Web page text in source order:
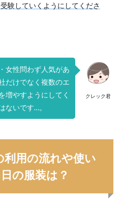
験していくようにしてくださ
クレック君
女性問わず人気があ
だけでなく複数のエ
増やすようにしてく
ないです…。
用の流れや使い
の服装は？